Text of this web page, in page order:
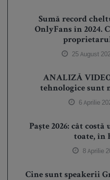
Sumă record
OnlyFans în 2024.
25 August
ANALIZĂ
tehnologice sunt
6 Aprilie
Paște 2026: cât
toate, în
8 Aprilie
Cine sunt speakerii